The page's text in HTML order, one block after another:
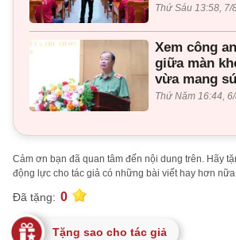
Thứ Sáu 13:58, 7/
Xem công
giữa màn
vừa mang
Thứ Năm 16:44,
Cảm ơn bạn đã quan tâm đến nội dung trên. Hãy
động lực cho tác giả có những bài viết hay hơn
Đã tặng: 0
Tặng sao cho tác giả